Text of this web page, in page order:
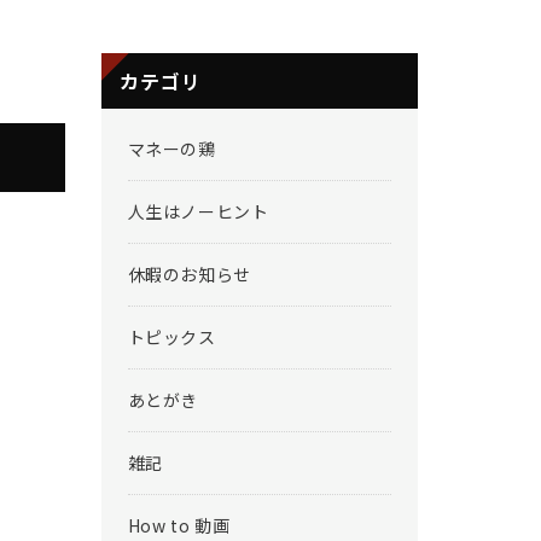
カテゴリ
マネーの鶏
人生はノーヒント
休暇のお知らせ
トピックス
あとがき
雑記
How to 動画